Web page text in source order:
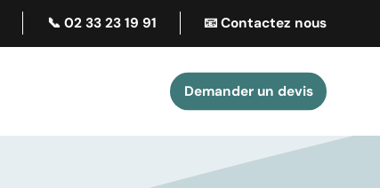
📞 02 33 23 19 91 📧 Contactez nous
Demander un devis